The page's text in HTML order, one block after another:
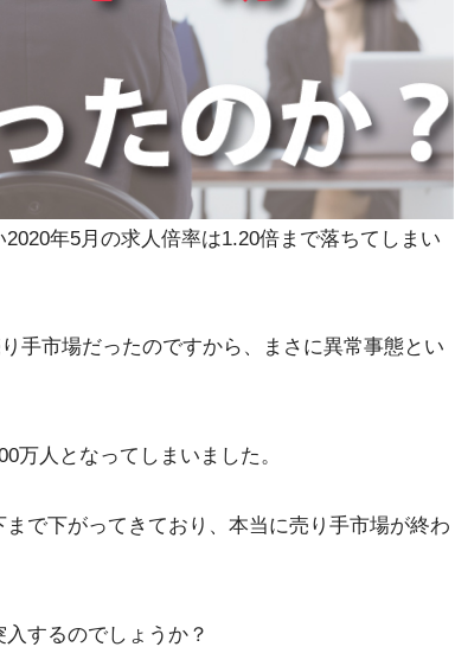
年5月の求人倍率は1.20倍まで落ちてしまい
手市場だったのですから、まさに異常事態とい
万人となってしまいました。
で下がってきており、本当に売り手市場が終わ
するのでしょうか？